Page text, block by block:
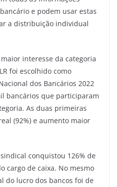
e podem usar estas
a distribuição individual
interesse da categoria
foi escolhido como
dos Bancários 2022
bancários que participaram
As duas primeiras
(92%) e aumento maior
conquistou 126% de
cargo de caixa. No mesmo
do lucro dos bancos foi de